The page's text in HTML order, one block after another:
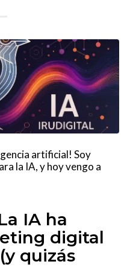
artificial! Soy
la IA, y hoy vengo a
IA ha
digital
quizás